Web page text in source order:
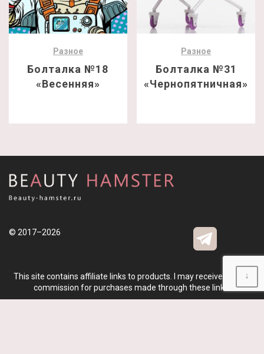
Разное
Болталка №18
«Весенняя»
Разное
Болталка №31
«Чернопятничная»
© 2017–2026
This site contains affiliate links to products. I may receive a small
commission for purchases made through these links.
↓